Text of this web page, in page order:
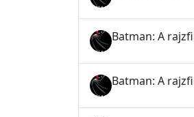
Batman: A
Batman: A